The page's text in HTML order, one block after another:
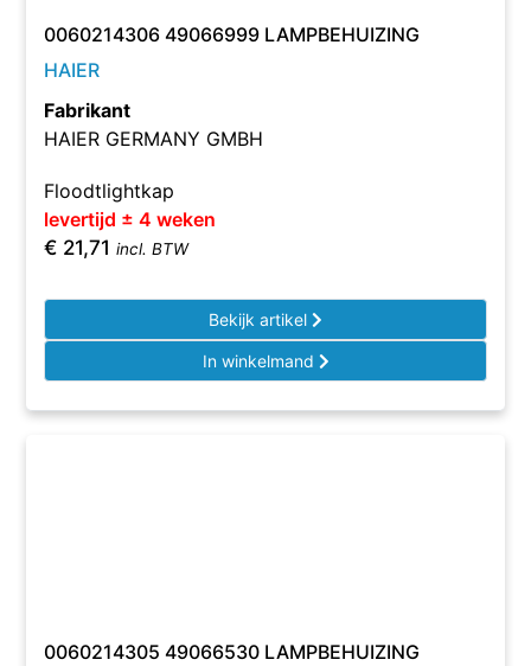
0060214306 49066999 LAMPBEHUIZING
HAIER
Fabrikant
HAIER GERMANY GMBH
Floodtlightkap
levertijd ± 4 weken
€ 21,71 incl. BTW
Bekijk artikel
In winkelmand
0060214305 49066530 LAMPBEHUIZING